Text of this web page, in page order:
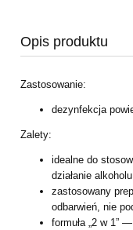
Opis produktu
Zastosowanie:
dezynfekcja
Zalety:
idealne do
działanie
zastosowany
odbarwień, nie
formuła „2 w 1” —